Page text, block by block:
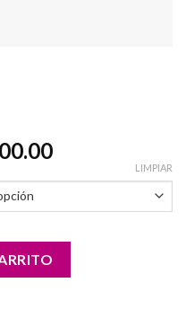
Rango
desde
$150,000.00
$350,000.00
LIMPIAR